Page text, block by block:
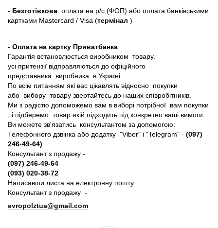
- Безготівкова: оплата на р/с (ФОП) або оплата банківськими
картками Mastercard / Visa (термінал )
- Оплата на картку Приватбанка
Гарантія встановлюється виробником товару.
усі притензії відправляються до офіційного
представника виробника в Україні.
По всім питанням які вас цікавлять відносно покупки
або вибору товару звертайтесь до наших співробітників.
Ми з радістю допоможемо вам в виборі потрібної вам покупки
, і підберемо товар якій підходить під конкретно ваші вимоги.
Ви можете зв'язатись консультантом за допомогою:
Телефонного дзвінка або додатку "Viber" і "Telegram" - (097)
246-49-64)
Консультант з продажу -
(097) 246-49-64
(093) 020-38-72
Написавши листа на електронну пошту
Консультант з продажу -
evropolztua@gmail.com